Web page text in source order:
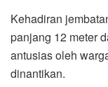
Kehadiran
panjang 12 meter
antusias oleh
dinantikan.